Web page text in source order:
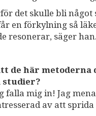
det skulle bli
en förkylning så
resonerar, säger han.
de här
studier?
falla mig in! Jag
av att